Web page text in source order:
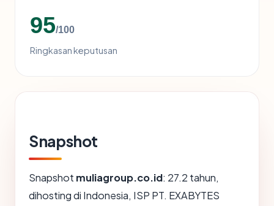
95/100
Ringkasan keputusan
Snapshot
Snapshot muliagroup.co.id: 27.2 tahun,
dihosting di Indonesia, ISP PT. EXABYTES